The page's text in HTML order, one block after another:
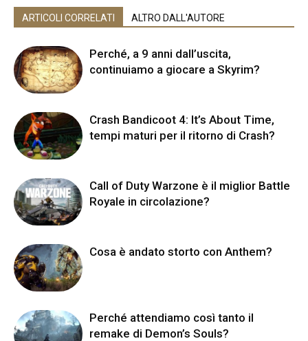
ARTICOLI CORRELATI ALTRO DALL'AUTORE
Perché, a 9 anni dall’uscita,
continuiamo a giocare a Skyrim?
Crash Bandicoot 4: It’s About Time,
tempi maturi per il ritorno di Crash?
Call of Duty Warzone è il miglior Battle
Royale in circolazione?
Cosa è andato storto con Anthem?
Perché attendiamo così tanto il
remake di Demon’s Souls?